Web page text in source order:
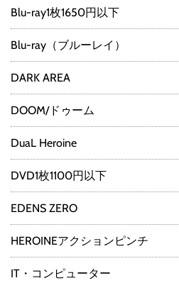
Blu-ray1枚1650円以下
Blu-ray（ブルーレイ）
DARK AREA
DOOM/ドゥーム
DuaL Heroine
DVD1枚1100円以下
EDENS ZERO
HEROINEアクションピンチ
IT・コンピューター